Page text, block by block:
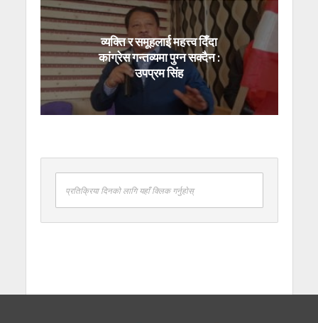
व्यक्ति र समूहलाई महत्त्व दिँदा
कांग्रेस गन्तव्यमा पुग्न सक्दैन :
उपप्रम सिंह
प्रतिक्रिया दिनको लागि यहाँ क्लिक गर्नुहोस्